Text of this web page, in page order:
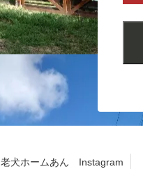
老犬ホームあん Instagram